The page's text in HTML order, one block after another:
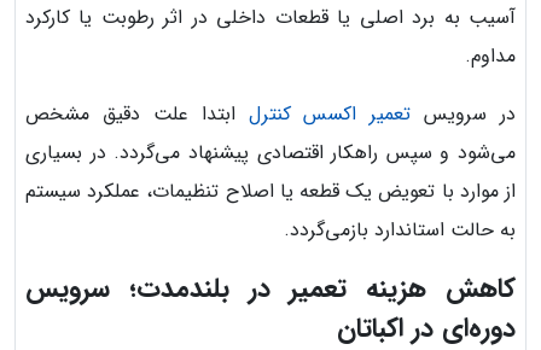
آسیب به برد اصلی یا قطعات داخلی در اثر رطوبت یا کارکرد
مداوم.
در سرویس تعمیر اکسس کنترل ابتدا علت دقیق مشخص
می‌شود و سپس راهکار اقتصادی پیشنهاد می‌گردد. در بسیاری
از موارد با تعویض یک قطعه یا اصلاح تنظیمات، عملکرد سیستم
به حالت استاندارد بازمی‌گردد.
کاهش هزینه تعمیر در بلندمدت؛ سرویس
دوره‌ای در اکباتان